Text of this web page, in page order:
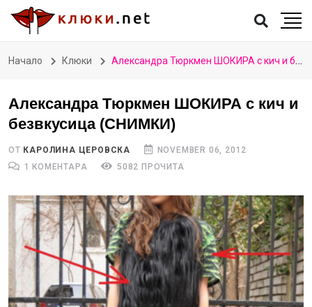
Начало Клюки Александра Тюркмен ШОКИРА с кич и безвкусица (СНИМКИ)
Александра Тюркмен ШОКИРА с кич и
безвкусица (СНИМКИ)
ОТ КАРОЛИНА ЦЕРОВСКА
NOVEMBER 06, 2012
1 КОМЕНТАРА
5082 ПРОЧИТА